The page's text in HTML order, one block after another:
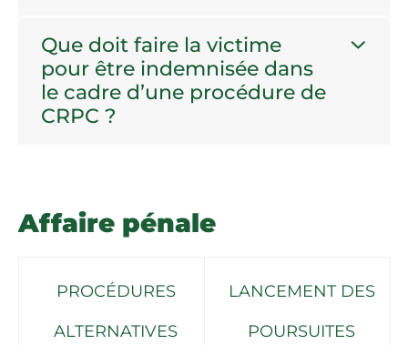
Que doit faire la victime
pour être indemnisée dans
le cadre d’une procédure de
CRPC ?
Affaire pénale
PROCÉDURES
ALTERNATIVES
LANCEMENT DES
POURSUITES